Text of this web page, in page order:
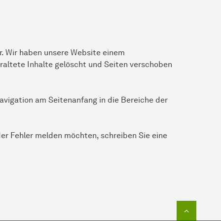
haben unsere Website einem
Inhalte gelöscht und Seiten verschoben
am Seitenanfang in die Bereiche der
Fehler melden möchten, schreiben Sie eine